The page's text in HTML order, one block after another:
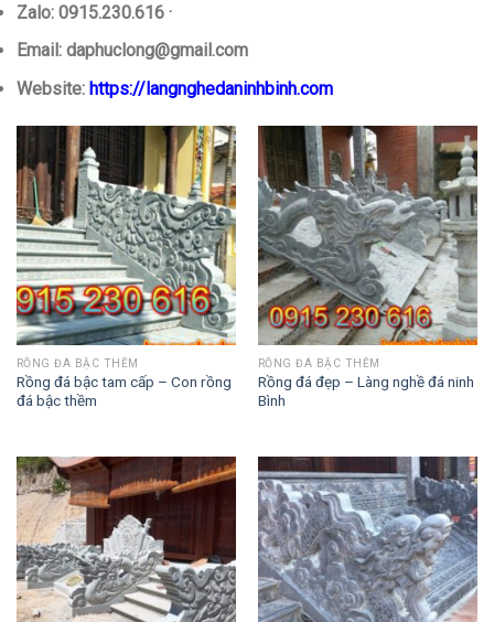
Zalo: 0915.230.616 ·
Email: daphuclong@gmail.com
Website: https://langnghedaninhbinh.com
RỒNG ĐÁ BẬC THỀM
Rồng đá bậc tam cấp – Con rồng
đá bậc thềm
RỒNG ĐÁ BẬC THỀM
Rồng đá đẹp – Làng nghề đá ninh
Bình